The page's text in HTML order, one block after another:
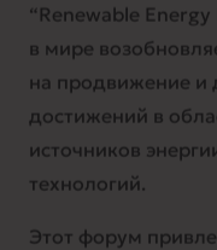
“Renewable
в мире
на продвижение и
достижений в
источников
технологий.
Этот форум